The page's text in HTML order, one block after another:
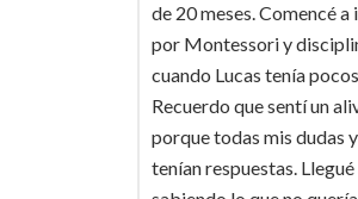
de 20 meses. Comencé
por Montessori y
cuando Lucas tenía
Recuerdo que sentí un
porque todas mis dudas
tenían respuestas.